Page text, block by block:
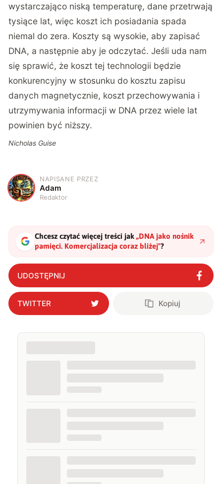
wystarczająco niską temperaturę, dane przetrwają
tysiące lat, więc koszt ich posiadania spada
niemal do zera. Koszty są wysokie, aby zapisać
DNA, a następnie aby je odczytać. Jeśli uda nam
się sprawić, że koszt tej technologii będzie
konkurencyjny w stosunku do kosztu zapisu
danych magnetycznie, koszt przechowywania i
utrzymywania informacji w DNA przez wiele lat
powinien być niższy.
Nicholas Guise
A
NAPISANE PRZEZ
Adam
Redaktor
Chcesz czytać więcej treści jak „DNA jako nośnik
pamięci. Komercjalizacja coraz bliżej"?
UDOSTĘPNIJ
TWITTER Kopiuj